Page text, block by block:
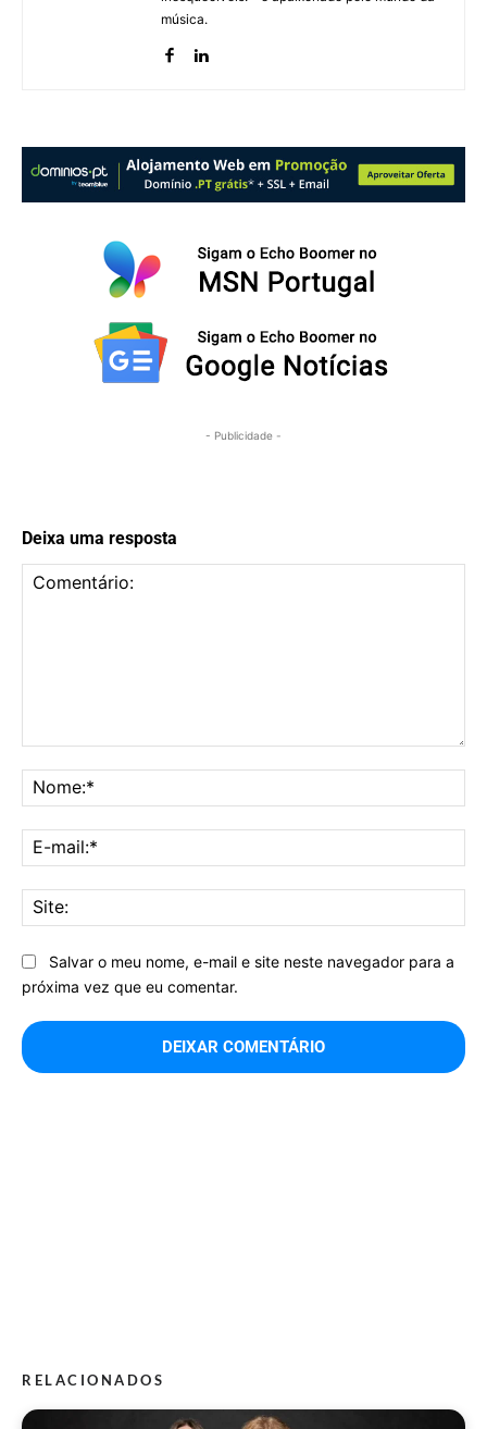
música.
- Publicidade -
Deixa uma resposta
Salvar o meu nome, e-mail e site neste navegador para a
próxima vez que eu comentar.
RELACIONADOS